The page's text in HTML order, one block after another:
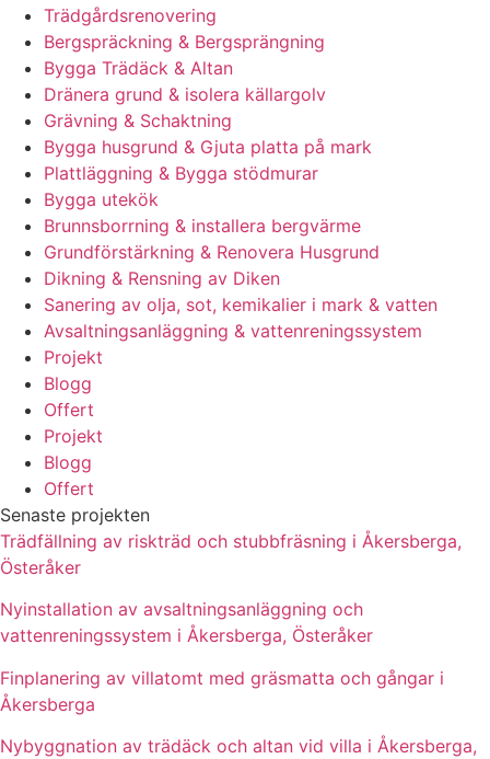
Trädgårdsrenovering
Bergspräckning & Bergsprängning
Bygga Trädäck & Altan
Dränera grund & isolera källargolv
Grävning & Schaktning
Bygga husgrund & Gjuta platta på mark
Plattläggning & Bygga stödmurar
Bygga utekök
Brunnsborrning & installera bergvärme
Grundförstärkning & Renovera Husgrund
Dikning & Rensning av Diken
Sanering av olja, sot, kemikalier i mark & vatten
Avsaltningsanläggning & vattenreningssystem
Projekt
Blogg
Offert
Projekt
Blogg
Offert
Senaste projekten
Trädfällning av riskträd och stubbfräsning i Åkersberga,
Österåker
Nyinstallation av avsaltningsanläggning och
vattenreningssystem i Åkersberga, Österåker
Finplanering av villatomt med gräsmatta och gångar i
Åkersberga
Nybyggnation av trädäck och altan vid villa i Åkersberga,